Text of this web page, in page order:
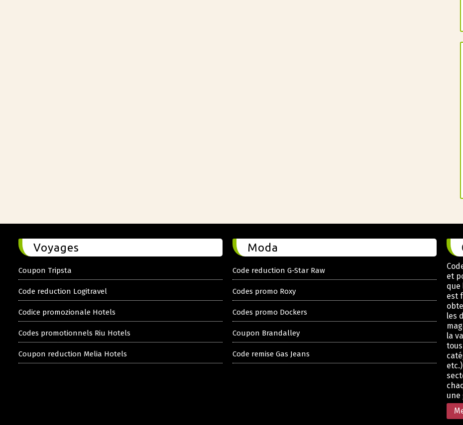
Voyages
Coupon Tripsta
Code reduction Logitravel
Codice promozionale Hotels
Codes promotionnels Riu Hotels
Coupon reduction Melia Hotels
Moda
Code reduction G-Star Raw
Codes promo Roxy
Codes promo Dockers
Coupon Brandalley
Code remise Gas Jeans
et
que
est
les
la
une